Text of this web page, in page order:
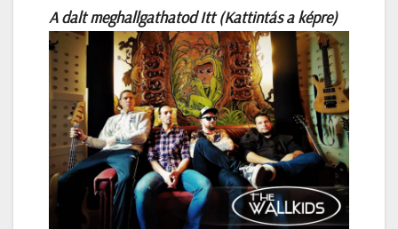
A dalt meghallgathatod Itt (Kattintás a képre)